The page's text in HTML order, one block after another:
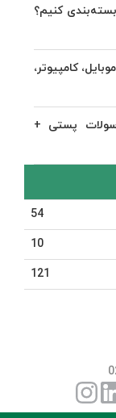
کنیم؟
کامپیوتر،
پستی +
54
10
121